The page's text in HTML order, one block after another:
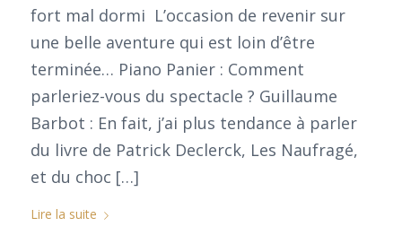
fort mal dormi L’occasion de revenir sur
une belle aventure qui est loin d’être
terminée… Piano Panier : Comment
parleriez-vous du spectacle ? Guillaume
Barbot : En fait, j’ai plus tendance à parler
du livre de Patrick Declerck, Les Naufragé,
et du choc […]
Lire la suite